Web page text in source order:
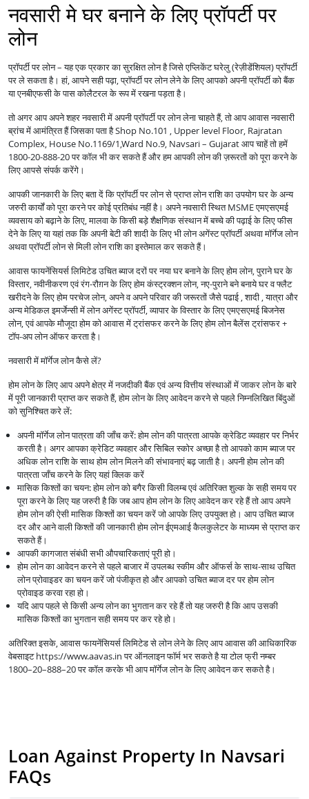
नवसारी मे घर बनाने के लिए प्रॉपर्टी पर
लोन
प्रॉपर्टी पर लोन – यह एक प्रकार का सुरक्षित लोन है जिसे एप्लिकेंट घरेलु (रेज़ीडेंशियल) प्रॉपर्टी
पर ले सकता है। हां, आपने सही पढ़ा, प्रॉपर्टी पर लोन लेने के लिए आपको अपनी प्रॉपर्टी को बैंक
या एनबीएफसी के पास कोलैटरल के रूप में रखना पड़ता है।
तो अगर आप अपने शहर नवसारी में अपनी प्रॉपर्टी पर लोन लेना चाहते हैं, तो आप आवास नवसारी
ब्रांच में आमंत्रित हैं जिसका पता है Shop No.101 , Upper level Floor, Rajratan
Complex, House No.1169/1,Ward No.9, Navsari – Gujarat आप चाहें तो हमें
1800-20-888-20 पर कॉल भी कर सकते हैं और हम आपकी लोन की ज़रूरतों को पूरा करने के
लिए आपसे संपर्क करेंगे।
आपकी जानकारी के लिए बता दें कि प्रॉपर्टी पर लोन से प्राप्त लोन राशि का उपयोग घर के अन्य
जरुरी कार्यों को पूरा करने पर कोई प्रतिबंध नहीं है। अपने नवसारी स्थित MSME एमएसएमई
व्यवसाय को बढ़ाने के लिए, मालवा के किसी बड़े शैक्षणिक संस्थान में बच्चे की पढ़ाई के लिए फीस
देने के लिए या यहां तक कि अपनी बेटी की शादी के लिए भी लोन अगेंस्ट प्रॉपर्टी अथवा मॉर्गेज लोन
अथवा प्रॉपर्टी लोन से मिली लोन राशि का इस्तेमाल कर सकते हैं।
आवास फायनेंसियर्स लिमिटेड उचित ब्याज दरों पर नया घर बनाने के लिए होम लोन, पुराने घर के
विस्तार, नवीनीकरण एवं रंग-रौग़न के लिए होम कंस्ट्रक्शन लोन, नए-पुराने बने बनाये घर व फ्लैट
खरीदने के लिए होम परचेज लोन, अपने व अपने परिवार की जरूरतों जैसे पढाई , शादी , यात्रा और
अन्य मेडिकल इमर्जेन्सी में लोन अगेंस्ट प्रॉपर्टी, व्यापार के विस्तार के लिए एमएसएमई बिजनेस
लोन, एवं आपके मौजूदा होम को आवास में ट्रांसफर करने के लिए होम लोन बैलेंस ट्रांसफर +
टॉप-अप लोन ऑफर करता है।
नवसारी में मॉर्गेज लोन कैसे लें?
होम लोन के लिए आप अपने क्षेत्र में नजदीकी बैंक एवं अन्य वित्तीय संस्थाओं में जाकर लोन के बारे
में पूरी जानकारी प्राप्त कर सकते हैं, होम लोन के लिए आवेदन करने से पहले निम्नलिखित बिंदुओं
को सुनिश्चित करे लें:
अपनी मॉर्गेज लोन पात्रता की जाँच करें: होम लोन की पात्रता आपके क्रेडिट व्यवहार पर निर्भर
करती है। अगर आपका क्रेडिट व्यवहार और सिबिल स्कोर अच्छा है तो आपको काम ब्याज पर
अधिक लोन राशि के साथ होम लोन मिलने की संभावनाएं बढ़ जाती है। अपनी होम लोन की
पात्रता जाँच करने के लिए यहां क्लिक करें
मासिक किश्तों का चयन: होम लोन को बगैर किसी विलम्ब एवं अतिरिक्त शुल्क के सही समय पर
पूरा करने के लिए यह जरुरी है कि जब आप होम लोन के लिए आवेदन कर रहे हैं तो आप अपने
होम लोन की ऐसी मासिक किश्तों का चयन करें जो आपके लिए उपयुक्त हो। आप उचित ब्याज
दर और आने वाली किश्तों की जानकारी होम लोन ईएमआई कैलकुलेटर के माध्यम से प्राप्त कर
सकते हैं।
आपकी कागजात संबंधी सभी औपचारिकताएं पूरी हो।
होम लोन का आवेदन करने से पहले बाजार में उपलब्ध स्कीम और ऑफर्स के साथ-साथ उचित
लोन प्रोवाइडर का चयन करें जो पंजीकृत हो और आपको उचित ब्याज दर पर होम लोन
प्रोवाइड करवा रहा हो।
यदि आप पहले से किसी अन्य लोन का भुगतान कर रहे हैं तो यह जरुरी है कि आप उसकी
मासिक किश्तों का भुगतान सही समय पर कर रहे हो।
अतिरिक्त इसके, आवास फायनेंसियर्स लिमिटेड से लोन लेने के लिए आप आवास की आधिकारिक
वेबसाइट https://www.aavas.in पर ऑनलाइन फॉर्म भर सकते है या टोल फ्री नम्बर
1800–20–888–20 पर कॉल करके भी आप मॉर्गेज लोन के लिए आवेदन कर सकते है।
Loan Against Property In Navsari
FAQs